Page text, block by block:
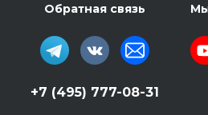
Обратная связь
+7 (495) 777-08-31